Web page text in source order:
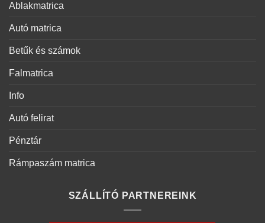
Ablakmatrica
Autó matrica
Betűk és számok
Falmatrica
Info
Autó felirat
Pénztár
Rámpaszám matrica
SZÁLLÍTÓ PARTNEREINK